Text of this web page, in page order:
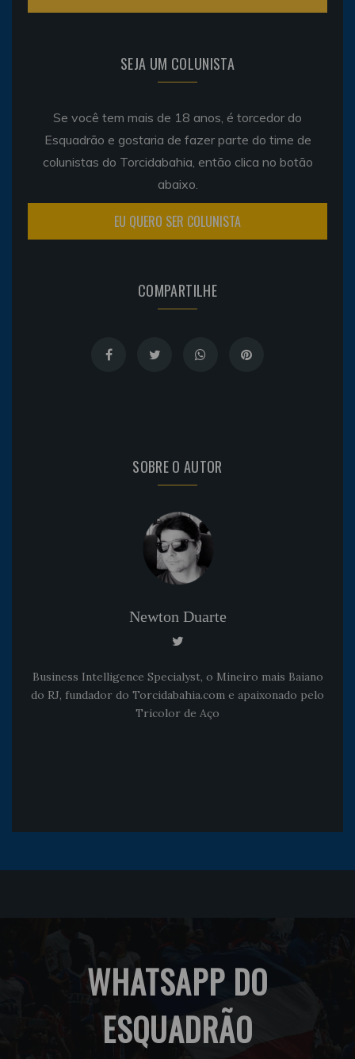
SEJA UM COLUNISTA
Se você tem mais de 18 anos, é torcedor do
Esquadrão e gostaria de fazer parte do time de
colunistas do Torcidabahia, então clica no botão
abaixo.
EU QUERO SER COLUNISTA
COMPARTILHE
SOBRE O AUTOR
Newton Duarte
Business Intelligence Specialyst, o Mineiro mais Baiano
do RJ, fundador do Torcidabahia.com e apaixonado pelo
Tricolor de Aço
WHATSAPP DO
ESQUADRÃO